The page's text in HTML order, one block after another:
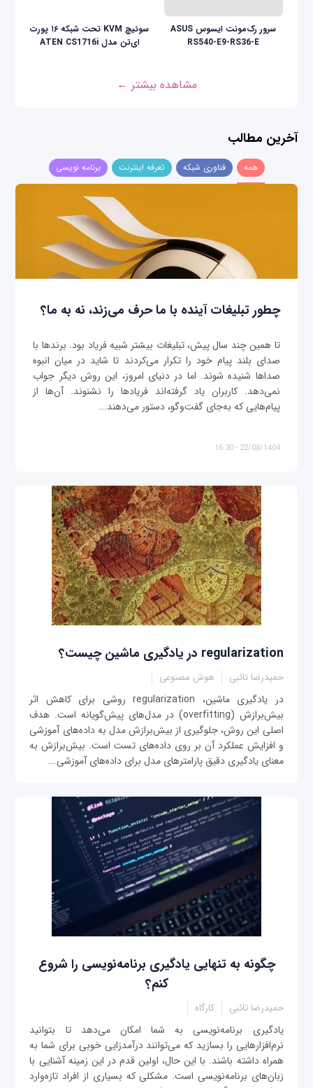
سرور رک‌مونت ایسوس ASUS
RS540-E9-RS36-E
سوئیچ KVM تحت شبکه ۱۶ پورت
ای‌تن مدل ATEN CS1716i
مشاهده بیشتر ←
آخرین مطالب
همه فناوری شبکه تعرفه اینترنت برنامه نویسی
چطور تبلیغات آینده با ما حرف می‌زند، نه به ما؟
تا همین چند سال پیش، تبلیغات بیشتر شبیه فریاد بود. برندها با
صدای بلند پیام خود را تکرار می‌کردند تا شاید در میان انبوه
صداها شنیده شوند. اما در دنیای امروز، این روش دیگر جواب
نمی‌دهد. کاربران یاد گرفته‌اند فریادها را نشنوند. آن‌ها از
پیام‌هایی که به‌جای گفت‌وگو، دستور می‌دهند...
22/08/1404 - 16:30
regularization در یادگیری ماشین چیست؟
حمیدرضا تائبی هوش مصنوعی
در یادگیری ماشین، regularization روشی برای کاهش اثر
بیش‌برازش (overfitting) در مدل‌های پیش‌گویانه است. هدف
اصلی این روش، جلوگیری از بیش‌برازش مدل به داده‌های آموزشی
و افزایش عملکرد آن بر روی داده‌های تست است. بیش‌برازش به
معنای یادگیری دقیق پارامترهای مدل برای داده‌های آموزشی...
چگونه به تنهایی یادگیری برنامه‌نویسی را شروع
کنم؟
حمیدرضا تائبی کارگاه
یادگیری برنامه‌نویسی به شما امکان می‌دهد تا بتوانید
نرم‌افزارهایی را بسازید که می‌توانند درآمدزایی خوبی برای شما به
همراه داشته باشند. با این ‌حال، اولین قدم در این زمینه آشنایی با
زبان‌های برنامه‌نویسی است. مشکلی که بسیاری از افراد تازه‌وارد